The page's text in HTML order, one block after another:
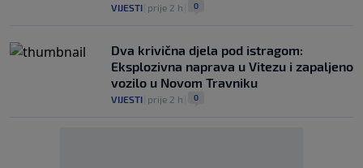
VIJESTI prije 2 h 0
Dva krivična djela pod istragom:
Eksplozivna naprava u Vitezu i zapaljeno
vozilo u Novom Travniku
VIJESTI prije 2 h 0